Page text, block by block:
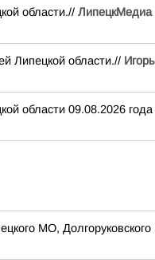
области.// ЛипецкМедиа
Липецкой области.//
области 09.08.2026
МО,